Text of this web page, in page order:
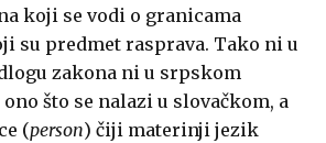
koji se vodi o granicama
su predmet rasprava. Tako ni u
zakona ni u srpskom
što se nalazi u slovačkom, a
(person) čiji materinji jezik